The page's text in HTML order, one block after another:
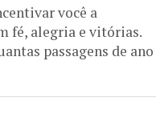
você a
fé, alegria e vitórias.
passagens de ano